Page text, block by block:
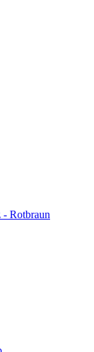
- Rotbraun